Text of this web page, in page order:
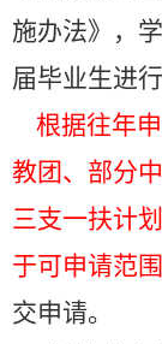
施办法》，
届毕业生进
根据往年
教团、部分
三支一扶计
于可申请范围
交申请。